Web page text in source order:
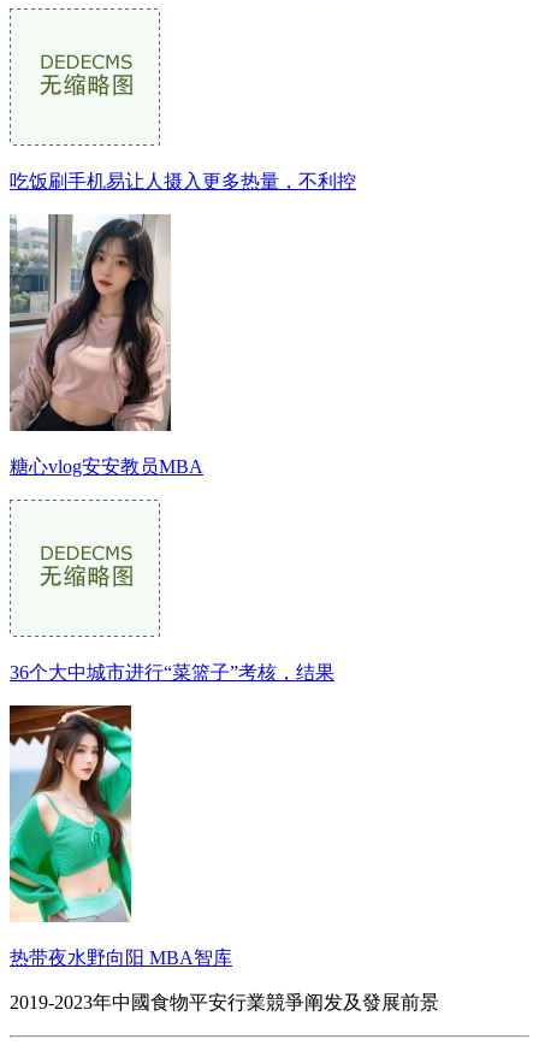
吃饭刷手机易让人摄入更多热量，不利控
糖心vlog安安教员MBA
36个大中城市进行“菜篮子”考核，结果
热带夜水野向阳 MBA智库
2019-2023年中國食物平安行業競爭阐发及發展前景